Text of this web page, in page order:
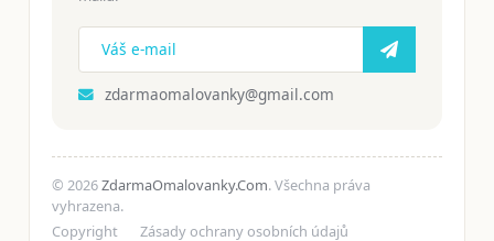
zdarmaomalovanky@gmail.com
© 2026ZdarmaOmalovanky.Com. Všechna práva
vyhrazena.
Copyright
Zásady ochrany osobních údajů